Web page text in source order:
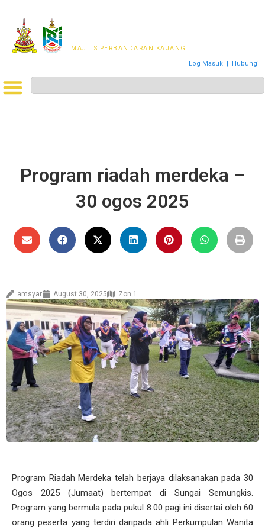
MAJLIS PERBANDARAN KAJANG
Log Masuk | Hubungi
Program riadah merdeka –
30 ogos 2025
amsyar August 30, 2025 Zon 1
Program Riadah Merdeka telah berjaya dilaksanakan pada 30
Ogos 2025 (Jumaat) bertempat di Sungai Semungkis.
Program yang bermula pada pukul 8.00 pagi ini disertai oleh 60
orang peserta yang terdiri daripada ahli Perkumpulan Wanita